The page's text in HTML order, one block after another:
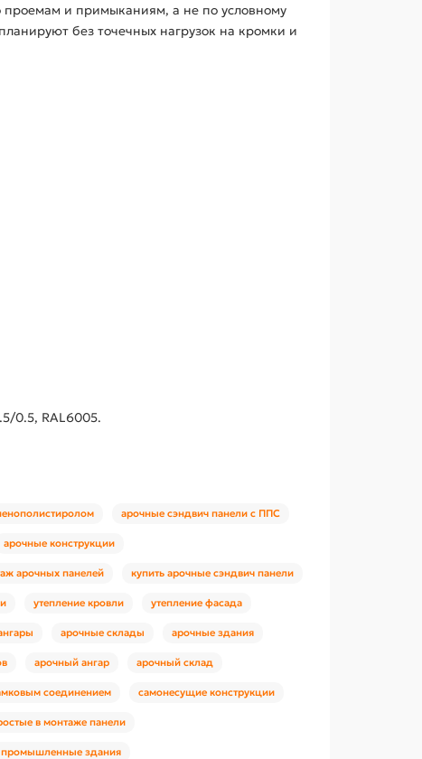
и примыканиям, а не по условному
без точечных нагрузок на кромки и
0.5, RAL6005.
арочные сэндвич панели с ППС
арочные конструкции
арочных панелей купить арочные сэндвич панели
утепление кровли утепление фасада
арочные склады арочные здания
арочный ангар арочный склад
соединением самонесущие конструкции
в монтаже панели
промышленные здания